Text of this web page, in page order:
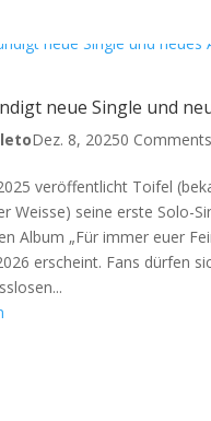
neue Single und
Dez. 8, 20250 Comments
veröffentlicht Toifel
Weisse) seine erste Solo-
Album „Für immer euer
erscheint. Fans dürfen